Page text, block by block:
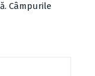
Câmpurile